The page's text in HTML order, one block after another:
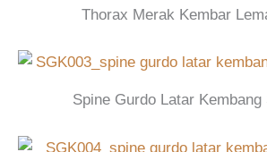
Thorax Merak Kembar
Spine Gurdo Latar Kembang